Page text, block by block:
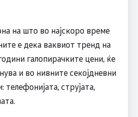
на што во најскоро време
е дека ваквиот тренд на
галопирачките цени, ќе
и во нивните секојдневни
телефонијата, струјата,